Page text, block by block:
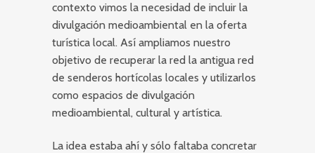
contexto vimos la necesidad de incluir la
divulgación medioambiental en la oferta
turística local. Así ampliamos nuestro
objetivo de recuperar la red la antigua red
de senderos hortícolas locales y utilizarlos
como espacios de divulgación
medioambiental, cultural y artística.
La idea estaba ahí y sólo faltaba concretar